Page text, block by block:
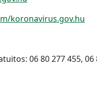
koronavirus.gov.hu
06 80 277 455, 06